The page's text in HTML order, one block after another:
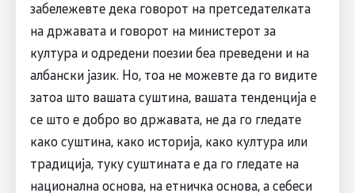
забележевте дека говорот на претседателката
на државата и говорот на министерот за
култура и одредени поезии беа преведени и на
албански јазик. Но, тоа не можевте да го видите
затоа што вашата суштина, вашата тенденција е
се што е добро во државата, не да го гледате
како суштина, како историја, како култура или
традиција, туку суштината е да го гледате на
национална основа, на етничка основа, а себеси